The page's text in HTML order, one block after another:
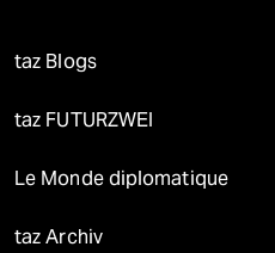
taz Blogs
taz FUTURZWEI
Le Monde diplomatique
taz Archiv